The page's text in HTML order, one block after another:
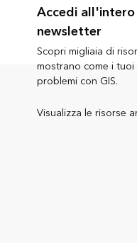
Accedi
newsletter
Scopri migliaia di
mostrano come i
problemi con GIS.
Visualizza le risorse